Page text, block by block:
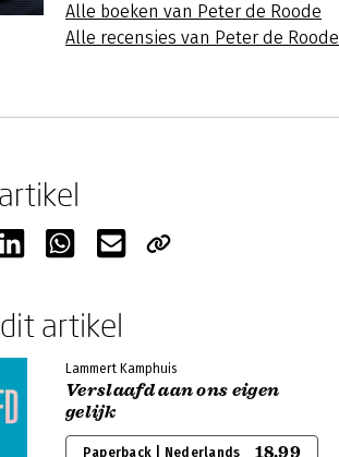
Alle boeken van Peter de Roode
Alle recensies van Peter de Roode
artikel
Lammert Kamphuis
Verslaafd aan ons eigen
gelijk
Paperback | Nederlands 18,99